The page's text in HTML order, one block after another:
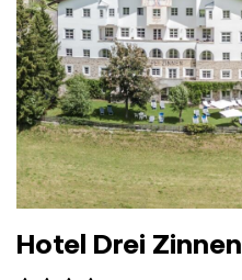
Hotel Drei Zinnen